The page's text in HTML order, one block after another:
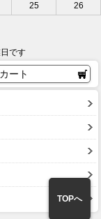
25
26
です
TOPへ
カート